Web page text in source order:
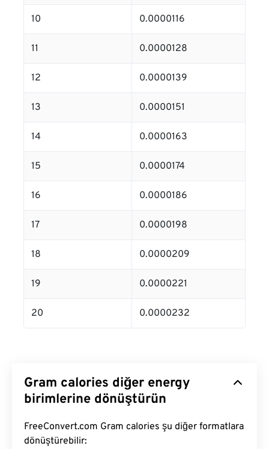
10 0.0000116
11 0.0000128
12 0.0000139
13 0.0000151
14 0.0000163
15 0.0000174
16 0.0000186
17 0.0000198
18 0.0000209
19 0.0000221
20 0.0000232
Gram calories diğer energy
birimlerine dönüştürün
FreeConvert.com Gram calories şu diğer formatlara
dönüştürebilir: